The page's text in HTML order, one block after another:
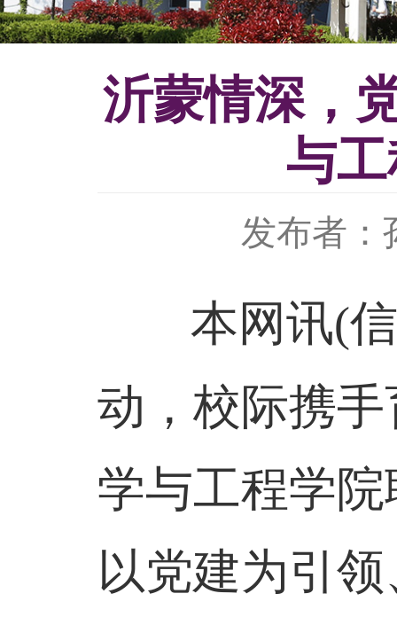
沂蒙情深，
与
发布者：
本网讯(
动，校际携
学与工程学
以党建为引